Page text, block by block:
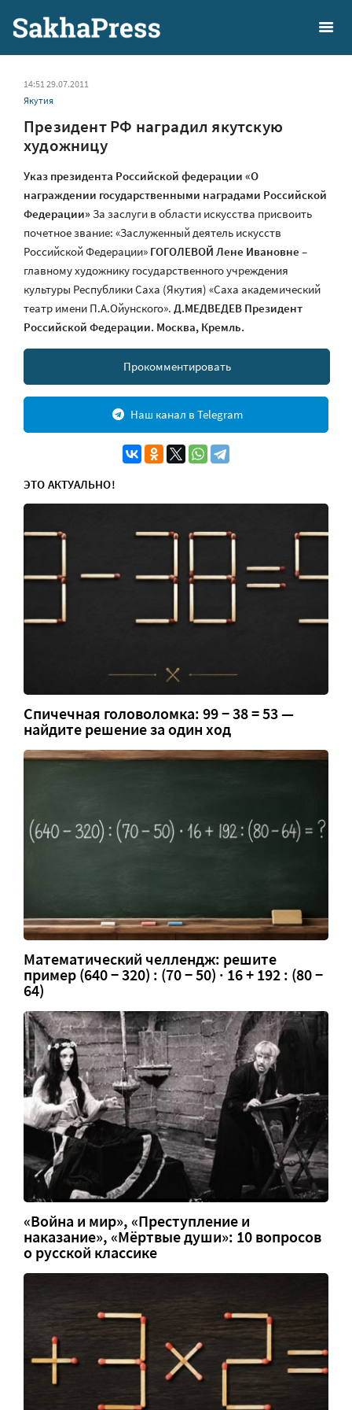
14:51 29.07.2011
Якутия
Президент РФ наградил якутскую
художницу
Указ президента Российской федерации «О
награждении государственными наградами Российской
Федерации» За заслуги в области искусства присвоить
почетное звание: «Заслуженный деятель искусств
Российской Федерации» ГОГОЛЕВОЙ Лене Ивановне –
главному художнику государственного учреждения
культуры Республики Саха (Якутия) «Саха академический
театр имени П.А.Ойунского». Д.МЕДВЕДЕВ Президент
Российской Федерации. Москва, Кремль.
Прокомментировать
Наш канал в Telegram
ЭТО АКТУАЛЬНО!
Спичечная головоломка: 99 − 38 = 53 —
найдите решение за один ход
Математический челлендж: решите
пример (640 − 320) : (70 − 50) · 16 + 192 : (80 −
64)
«Война и мир», «Преступление и
наказание», «Мёртвые души»: 10 вопросов
о русской классике